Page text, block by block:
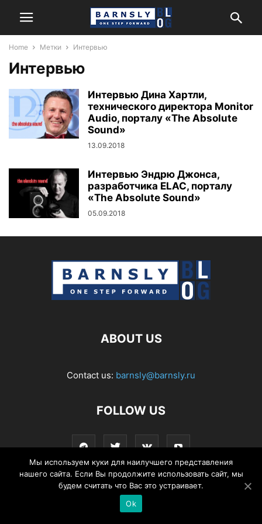
Home Метки Интервью
Интервью
Интервью Дина Хартли,
технического директора Monitor
Audio, порталу «The Absolute
Sound»
13.09.2018
Интервью Эндрю Джонса,
разработчика ELAC, порталу
«The Absolute Sound»
05.09.2018
ABOUT US
Contact us: barnsly@barnsly.ru
FOLLOW US
© Barnsly Sound Org.
Мы используем куки для наилучшего представления
нашего сайта. Если Вы продолжите использовать сайт, мы
будем считать что Вас это устраивает.
Ok